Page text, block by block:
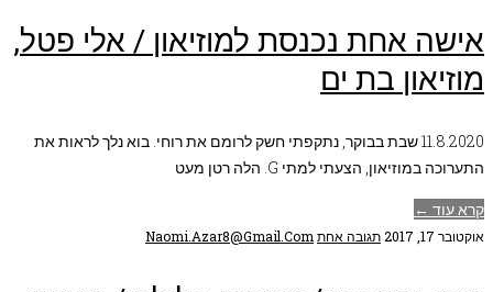
אישה אחת נכנסת למוזיאון / אלי פטל,
מוזיאון בת ים
11.8.2020 שבת בבוקר, נתקפתי חשק לרומם את רוחי. בוא נלך לראות את
התערוכה במוזיאון, הצעתי למתי G. הלה רטן מעט
קרא עוד ←
אוקטובר 17, 2017 תגובה אחת Naomi.azar8@gmail.com